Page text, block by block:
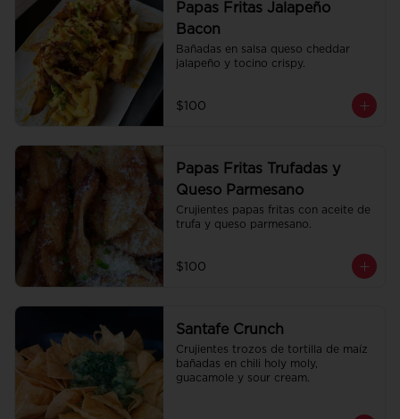
Papas Fritas Jalapeño
Bacon
Bañadas en salsa queso cheddar
jalapeño y tocino crispy.
$100
Papas Fritas Trufadas y
Queso Parmesano
Crujientes papas fritas con aceite de
trufa y queso parmesano.
$100
Santafe Crunch
Crujientes trozos de tortilla de maíz
bañadas en chili holy moly,
guacamole y sour cream.